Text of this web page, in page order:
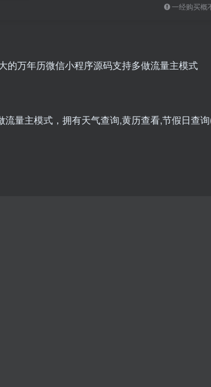
一经购买概
的万年历微信小程序源码支持多做流量主模式
量主模式，拥有天气查询,黄历查看,节假日查询